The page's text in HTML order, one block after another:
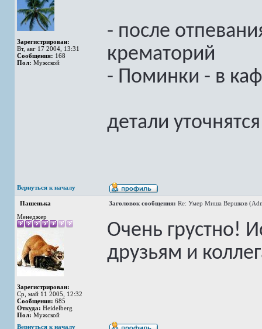
Зарегистрирован:
Вт, авг 17 2004, 13:31
Сообщения: 168
Пол: Мужской
- после
крематорий
- Поминки - в
детали
Вернуться к началу
Пашенька Заголовок сообщения: Re: Умер Миша Вершков
Менеджер
Зарегистрирован:
Ср, май 11 2005, 12:32
Сообщения: 685
Откуда: Heidelberg
Пол: Мужской
Очень грустно!
друзьям и
Вернуться к началу